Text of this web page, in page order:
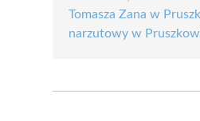
Tomasza Zana w
narzutowy w